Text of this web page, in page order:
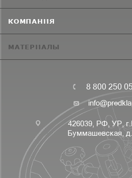
КОМПАНИЯ
МАТЕРИАЛЫ
8 800 250
426039, РФ, УР,
Буммашевская,